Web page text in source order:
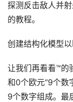
探测反击敌人并
的教程。
创建结构化模型以
让我们再看看™的
和0个欧元“9个数
9个数字组成。最